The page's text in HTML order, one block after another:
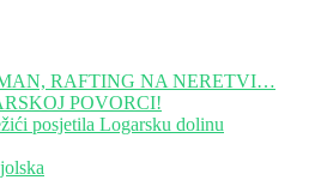
RAFTING NA NERETVI…
POVORCI!
posjetila Logarsku dolinu